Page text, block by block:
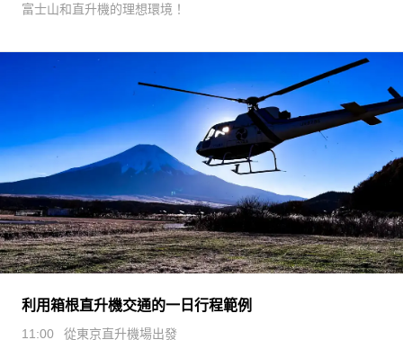
富士山和直升機的理想環境！
利用箱根直升機交通的一日行程範例
11:00
從東京直升機場出發